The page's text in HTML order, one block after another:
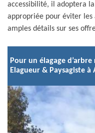
accessibilité, il adoptera
appropriée pour éviter les
amples détails sur ses
Pour un élagage d’arbre
Elagueur & Paysagiste à